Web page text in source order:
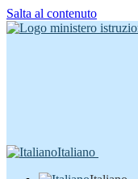
Salta al contenuto
Italiano